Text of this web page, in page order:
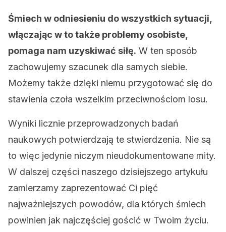
Śmiech w odniesieniu do wszystkich sytuacji,
włączając w to także problemy osobiste,
pomaga nam uzyskiwać siłę. W ten sposób
zachowujemy szacunek dla samych siebie.
Możemy także dzięki niemu przygotować się do
stawienia czoła wszelkim przeciwnościom losu.
Wyniki licznie przeprowadzonych badań
naukowych potwierdzają te stwierdzenia. Nie są
to więc jedynie niczym nieudokumentowane mity.
W dalszej części naszego dzisiejszego artykułu
zamierzamy zaprezentować Ci pięć
najważniejszych powodów, dla których śmiech
powinien jak najczęściej gościć w Twoim życiu.